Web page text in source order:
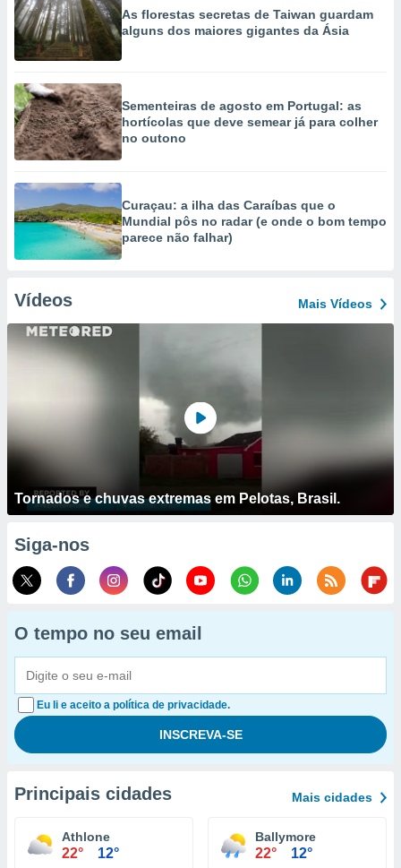
As florestas secretas de Taiwan guardam
alguns dos maiores gigantes da Ásia
Sementeiras de agosto em Portugal: as
hortícolas que deve semear já para colher
no outono
Curaçau: a ilha das Caraíbas que o
Mundial pôs no radar (e onde o bom tempo
parece não falhar)
Vídeos Mais Vídeos
Tornados e chuvas extremas em Pelotas, Brasil.
Siga-nos
O tempo no seu email
Eu li e aceito a política de privacidade.
Principais cidades Mais cidades
Athlone
22° 12°
Ballymore
22° 12°